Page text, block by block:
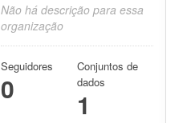
Não há descrição para essa
organização
Seguidores
0
Conjuntos de
dados
1